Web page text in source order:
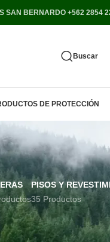
SAN BERNARDO +562 2854
Buscar
DE PROTECCIÓN
PISOS Y
35 Productos